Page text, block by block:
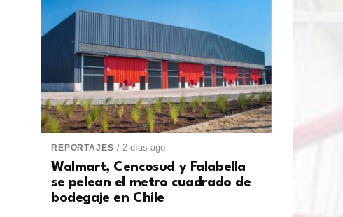
REPORTAJES / 2 días ago
Walmart, Cencosud y Falabella
se pelean el metro cuadrado de
bodegaje en Chile